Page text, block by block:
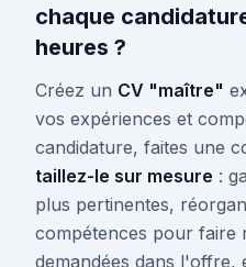
chaque
heures ?
Créez un CV "maître"
vos expériences et
candidature, faites une
taillez-le sur mesure :
plus pertinentes,
compétences pour faire
demandées dans l'offre,